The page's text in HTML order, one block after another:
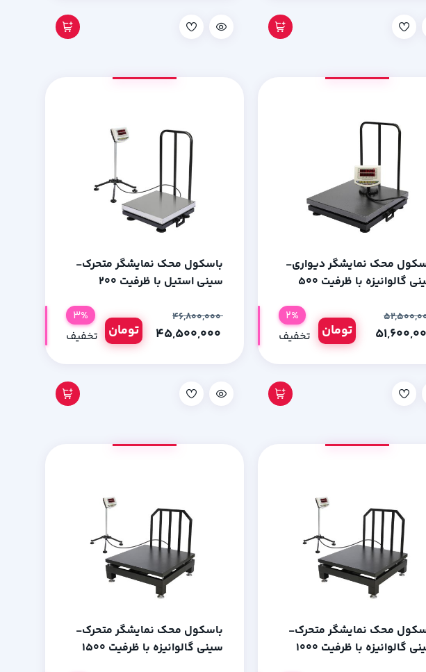
محک نمایشگر دیواری-
سینی گالوانیزه با ظرفیت 500
تومان
2%
تخفیف
باسکول محک نمایشگر متحرک-
سینی استیل با ظرفیت 200
۴۶,۸۰۰,۰۰۰
تومان
3%
تخفیف
محک نمایشگر متحرک-
سینی گالوانیزه با ظرفیت 1000
باسکول محک نمایشگر متحرک-
سینی گالوانیزه با ظرفیت 1500